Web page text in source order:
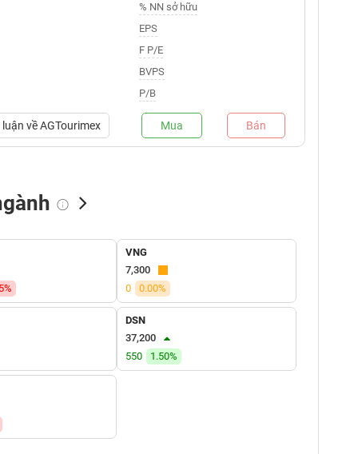
% NN sở hữu
EPS
F P/E
BVPS
P/B
vềAGTourimex Mua Bán
Tự doanh mua
VNG
7,300
0
0.00%
DSN
37,200
550
1.50%